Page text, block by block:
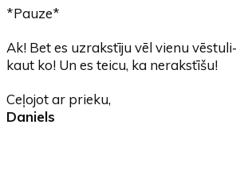
*Pauze*
Ak! Bet es uzrakstīju vēl vienu
kaut ko! Un es teicu, ka nerakstīšu!
Ceļojot ar prieku,
Daniels